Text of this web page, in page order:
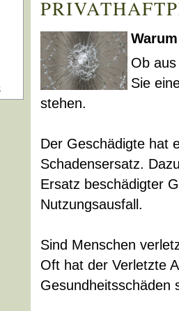
Ob
Sie
stehen.
Der Geschädigte hat
Schadensersatz.
Ersatz beschädigter
Nutzungsausfall.
Sind Menschen
Oft hat der Verletzte
Gesundheitsschäden